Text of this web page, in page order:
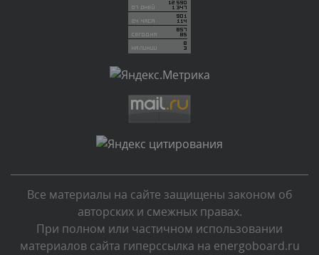
Комментарий проверяется
Текст комментария будет виден после проверки
администратором.
Текст комментария будет виден после проверки
администратором.
Комментарий проверяется
Текст комментария будет виден после проверки
администратором.
Вчера, в 22:19
Все материалы на сайте защищены законом об
авторских и смежных правах.
При полном или частичном использовании
материалов сайта гиперссылка на energoboard.ru